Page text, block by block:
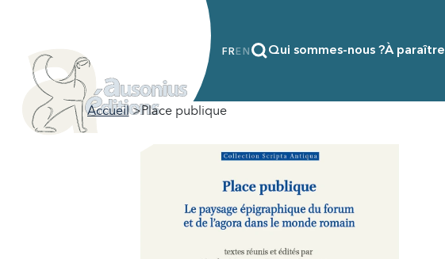
FR EN Qui sommes-nous ?À paraître
Accueil Place publique